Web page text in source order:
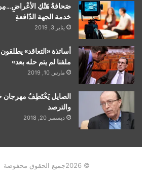
صَحافةُ هَتْكِ
خدمة الجهة الدّافعةِ
يناير 3, 2019
أساتذة «التعاقد»
ملفنا لم يتم حله بعد»
مارس 10, 2019
الصايل يَخْتَطِفُ مهرجان
والترصد
ديسمبر 20, 2018
© 2026جميع الحقوق محفوضة |